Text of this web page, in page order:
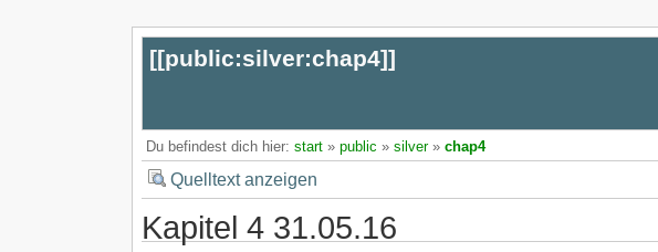
[[public:silver:chap4]]
Du befindest dich hier: start» public » silver» chap4
Quelltext anzeigen
Kapitel 4 31.05.16